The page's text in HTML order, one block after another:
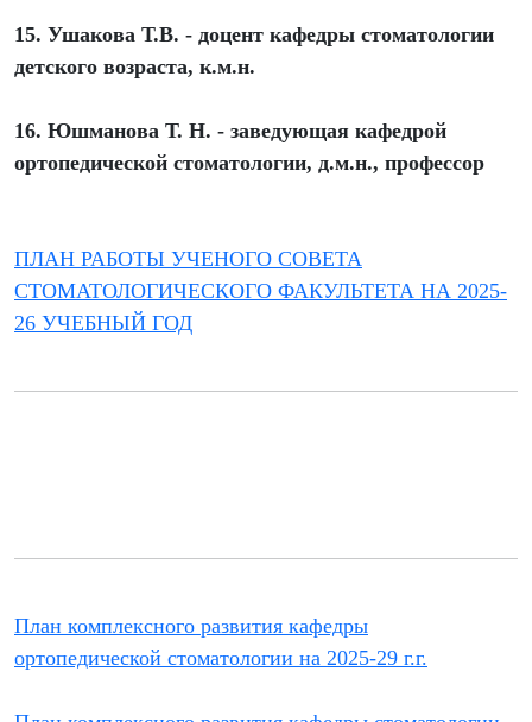
15. Ушакова Т.В. - доцент кафедры стоматологии
детского возраста, к.м.н.
16. Юшманова Т. Н. - заведующая кафедрой
ортопедической стоматологии, д.м.н., профессор
ПЛАН РАБОТЫ УЧЕНОГО СОВЕТА
СТОМАТОЛОГИЧЕСКОГО ФАКУЛЬТЕТА НА 2025-
26 УЧЕБНЫЙ ГОД
План комплексного развития кафедры
ортопедической стоматологии на 2025-29 г.г.